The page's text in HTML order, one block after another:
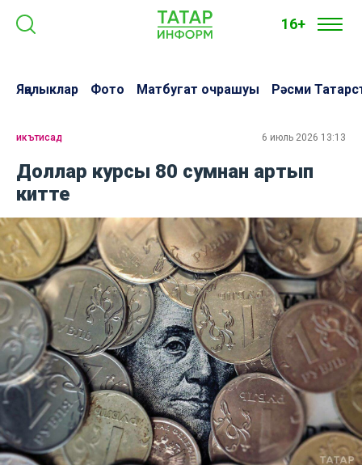
16+
Яңалыклар Фото Матбугат очрашуы Рәсми
икътисад 6 июль 2026 13:13
Доллар курсы 80 сумнан артып
китте